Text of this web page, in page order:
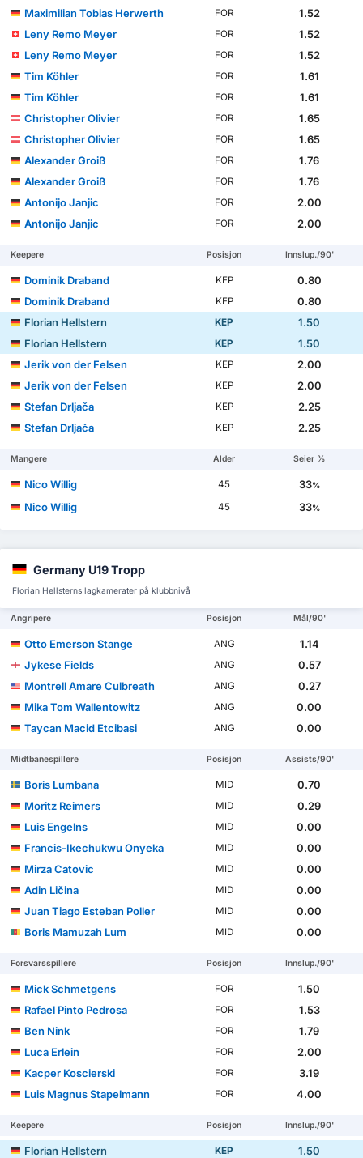
Maximilian Tobias Herwerth
FOR
1.52
Leny Remo Meyer
FOR
1.52
Leny Remo Meyer
FOR
1.52
Tim Köhler
FOR
1.61
Tim Köhler
FOR
1.61
Christopher Olivier
FOR
1.65
Christopher Olivier
FOR
1.65
Alexander Groiß
FOR
1.76
Alexander Groiß
FOR
1.76
Antonijo Janjic
FOR
2.00
Antonijo Janjic
FOR 2.00
Keepere Posisjon Innslup./90'
Dominik Draband KEP
0.80
Dominik Draband
KEP
0.80
Florian Hellstern
KEP
1.50
Florian Hellstern
KEP
1.50
Jerik von der Felsen
KEP
2.00
Jerik von der Felsen
KEP
2.00
Stefan Drljača
KEP
2.25
Stefan Drljača
KEP 2.25
Mangere Alder Seier %
Nico Willig 45 33%
Nico Willig 45 33%
Germany U19 Tropp
Florian Hellsterns lagkamerater på klubbnivå
Angripere Posisjon Mål/90'
Otto Emerson Stange ANG
1.14
Jykese Fields
ANG
0.57
Montrell Amare Culbreath
ANG
0.27
Mika Tom Wallentowitz
ANG
0.00
Taycan Macid Etcibasi
ANG 0.00
Midtbanespillere Posisjon Assists/90'
Boris Lumbana MID
0.70
Moritz Reimers
MID
0.29
Luis Engelns
MID
0.00
Francis-Ikechukwu Onyeka
MID
0.00
Mirza Catovic
MID
0.00
Adin Ličina
MID
0.00
Juan Tiago Esteban Poller
MID
0.00
Boris Mamuzah Lum
MID 0.00
Forsvarsspillere Posisjon Innslup./90'
Mick Schmetgens FOR
1.50
Rafael Pinto Pedrosa
FOR
1.53
Ben Nink
FOR
1.79
Luca Erlein
FOR
2.00
Kacper Koscierski
FOR
3.19
Luis Magnus Stapelmann
FOR 4.00
Keepere Posisjon Innslup./90'
Florian Hellstern KEP
1.50